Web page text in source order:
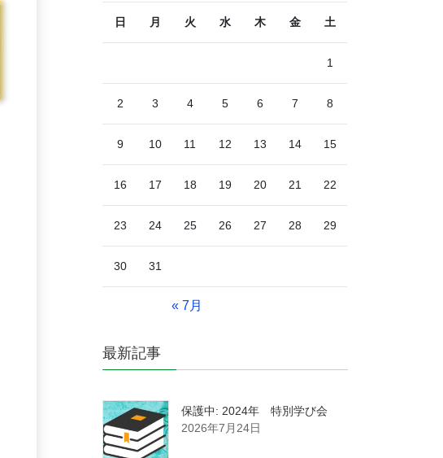
日 月 火 水 木 金 土
1
2 3 4 5 6 7 8
9 10 11 12 13 14 15
16 17 18 19 20 21 22
23 24 25 26 27 28 29
30 31
« 7月
最新記事
保護中: 2024年 特別学び会
2026年7月24日